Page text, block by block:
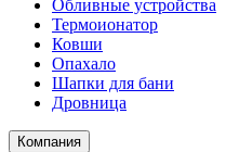
Обливные устройства
Термоионатор
Ковши
Опахало
Шапки для бани
Дровница
Компания